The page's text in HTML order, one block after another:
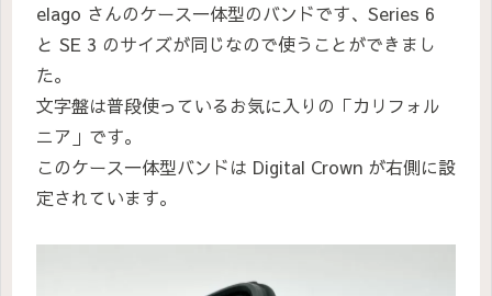
elago さんのケース一体型のバンドです、Series 6
と SE 3 のサイズが同じなので使うことができまし
た。
文字盤は普段使っているお気に入りの「カリフォル
ニア」です。
このケース一体型バンドは Digital Crown が右側に設
定されています。